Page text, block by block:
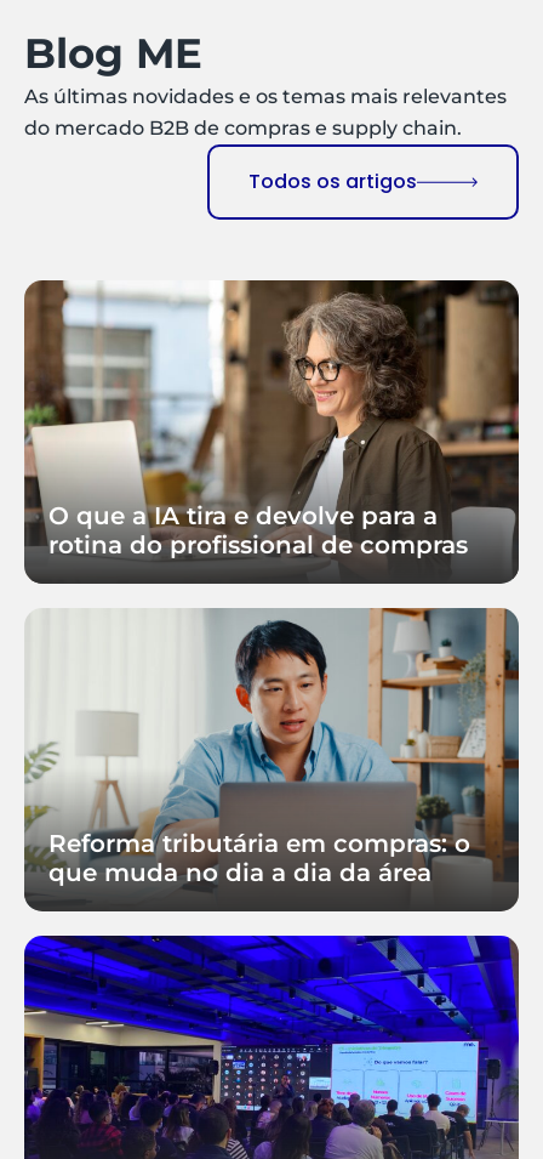
Blog ME
As últimas novidades e os temas mais relevantes
do mercado B2B de compras e supply chain.
Todos os artigos
O que a IA tira e devolve para a
rotina do profissional de compras
Reforma tributária em compras: o
que muda no dia a dia da área